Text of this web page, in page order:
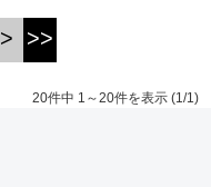
> >>
20件中 1～20件を表示 (1/1)